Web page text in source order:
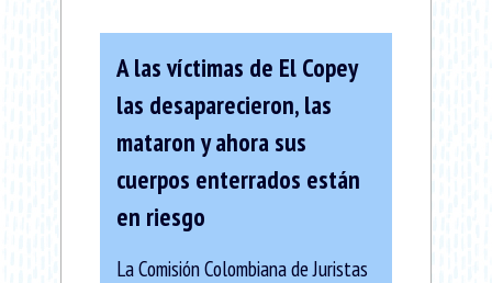
A las víctimas de El Copey
las desaparecieron, las
mataron y ahora sus
cuerpos enterrados están
en riesgo
La Comisión Colombiana de Juristas